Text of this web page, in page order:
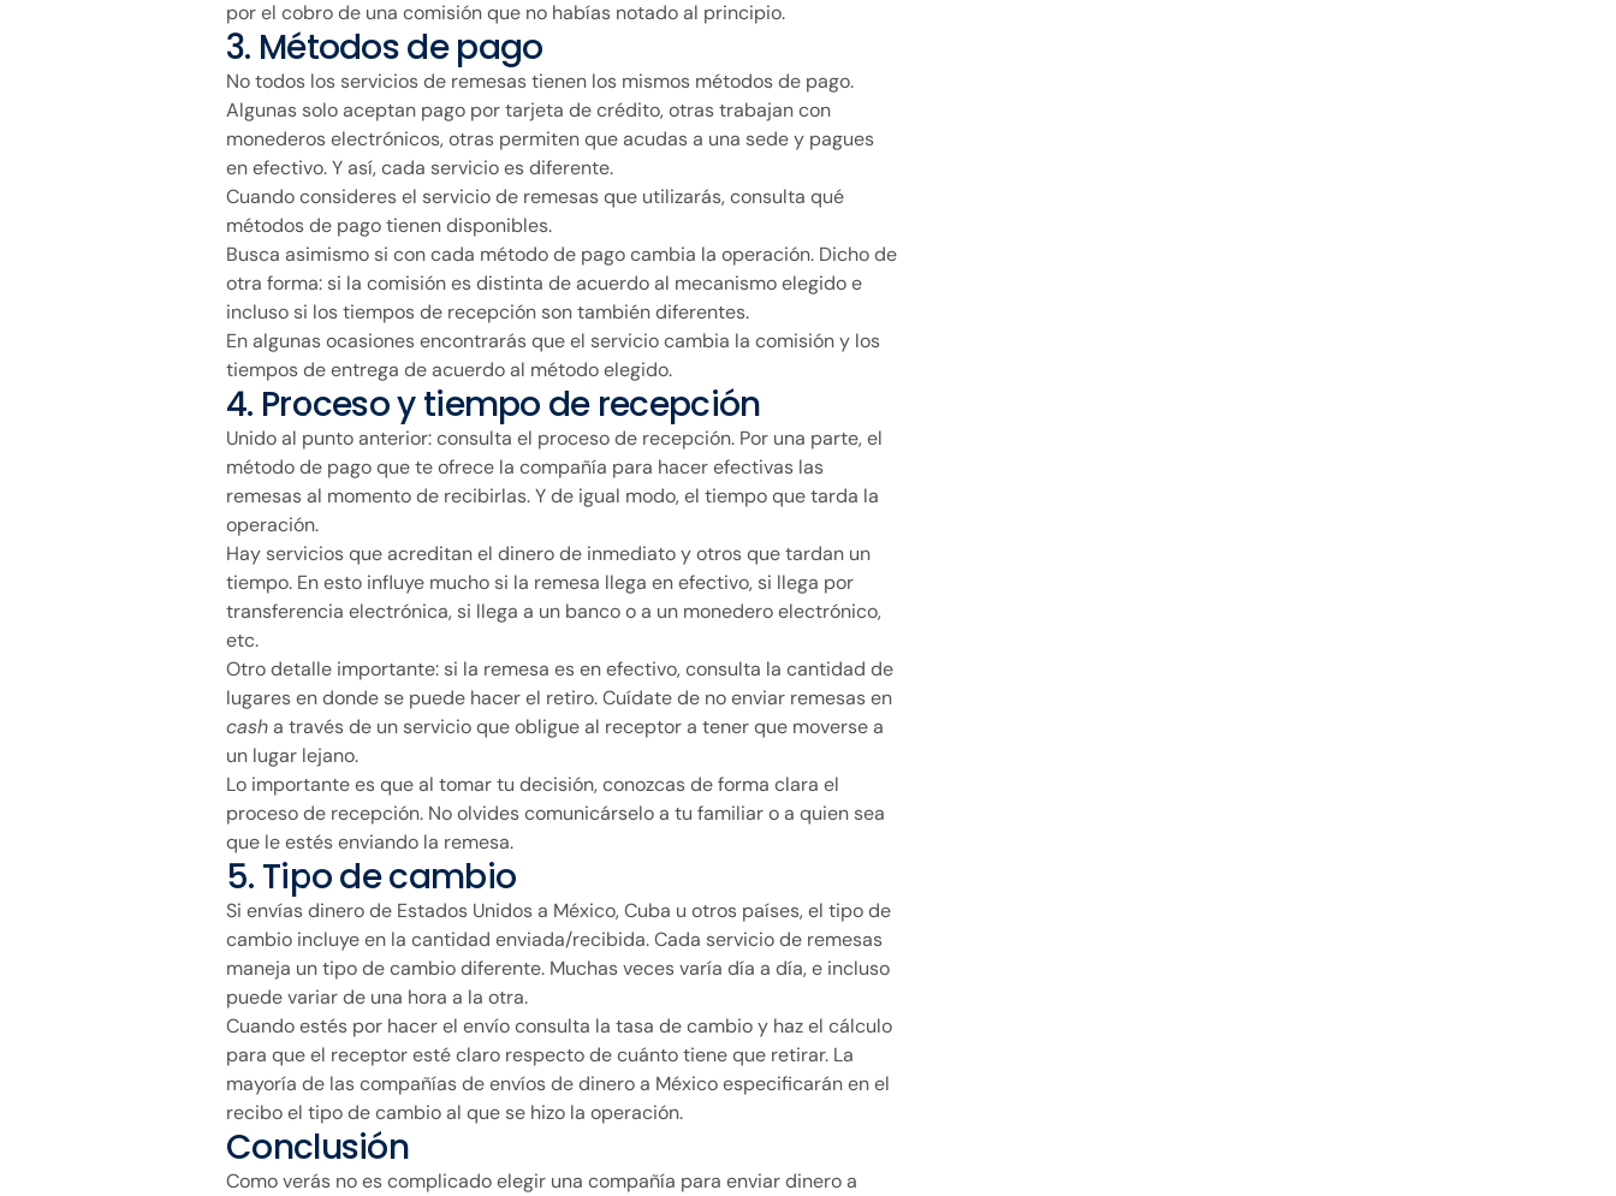
por el cobro de una comisión que no habías notado al principio.
3. Métodos de pago
No todos los servicios de remesas tienen los mismos métodos de pago.
Algunas solo aceptan pago por tarjeta de crédito, otras trabajan con
monederos electrónicos, otras permiten que acudas a una sede y pagues
en efectivo. Y así, cada servicio es diferente.
Cuando consideres el servicio de remesas que utilizarás, consulta qué
métodos de pago tienen disponibles.
Busca asimismo si con cada método de pago cambia la operación. Dicho de
otra forma: si la comisión es distinta de acuerdo al mecanismo elegido e
incluso si los tiempos de recepción son también diferentes.
En algunas ocasiones encontrarás que el servicio cambia la comisión y los
tiempos de entrega de acuerdo al método elegido.
4. Proceso y tiempo de recepción
Unido al punto anterior: consulta el proceso de recepción. Por una parte, el
método de pago que te ofrece la compañía para hacer efectivas las
remesas al momento de recibirlas. Y de igual modo, el tiempo que tarda la
operación.
Hay servicios que acreditan el dinero de inmediato y otros que tardan un
tiempo. En esto influye mucho si la remesa llega en efectivo, si llega por
transferencia electrónica, si llega a un banco o a un monedero electrónico,
etc.
Otro detalle importante: si la remesa es en efectivo, consulta la cantidad de
lugares en donde se puede hacer el retiro. Cuídate de no enviar remesas en
casha través de un servicio que obligue al receptor a tener que moverse a
un lugar lejano.
Lo importante es que al tomar tu decisión, conozcas de forma clara el
proceso de recepción. No olvides comunicárselo a tu familiar o a quien sea
que le estés enviando la remesa.
5. Tipo de cambio
Si envías dinero de Estados Unidos a México, Cuba u otros países, el tipo de
cambio incluye en la cantidad enviada/recibida. Cada servicio de remesas
maneja un tipo de cambio diferente. Muchas veces varía día a día, e incluso
puede variar de una hora a la otra.
Cuando estés por hacer el envío consulta la tasa de cambio y haz el cálculo
para que el receptor esté claro respecto de cuánto tiene que retirar. La
mayoría de las compañías de envíos de dinero a México especificarán en el
recibo el tipo de cambio al que se hizo la operación.
Conclusión
Como verás no es complicado elegir una compañía para enviar dinero a